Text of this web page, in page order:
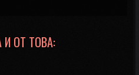
ОТ ТОВА: